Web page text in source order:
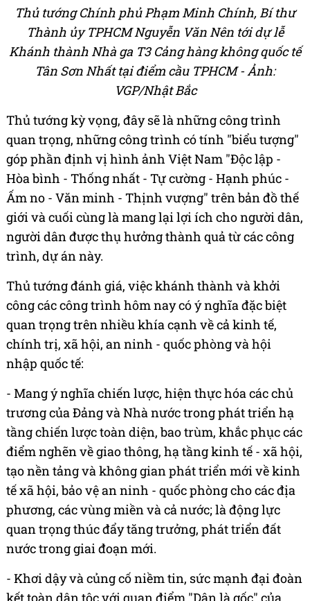
Thủ tướng Chính phủ Phạm Minh Chính, Bí thư
Thành ủy TPHCM Nguyễn Văn Nên tới dự lễ
Khánh thành Nhà ga T3 Cảng hàng không quốc tế
Tân Sơn Nhất tại điểm cầu TPHCM - Ảnh:
VGP/Nhật Bắc
Thủ tướng kỳ vọng, đây sẽ là những công trình
quan trọng, những công trình có tính "biểu tượng"
góp phần định vị hình ảnh Việt Nam "Độc lập -
Hòa bình - Thống nhất - Tự cường - Hạnh phúc -
Ấm no - Văn minh - Thịnh vượng" trên bản đồ thế
giới và cuối cùng là mang lại lợi ích cho người dân,
người dân được thụ hưởng thành quả từ các công
trình, dự án này.
Thủ tướng đánh giá, việc khánh thành và khởi
công các công trình hôm nay có ý nghĩa đặc biệt
quan trọng trên nhiều khía cạnh về cả kinh tế,
chính trị, xã hội, an ninh - quốc phòng và hội
nhập quốc tế:
- Mang ý nghĩa chiến lược, hiện thực hóa các chủ
trương của Đảng và Nhà nước trong phát triển hạ
tầng chiến lược toàn diện, bao trùm, khắc phục các
điểm nghẽn về giao thông, hạ tầng kinh tế - xã hội,
tạo nền tảng và không gian phát triển mới về kinh
tế xã hội, bảo vệ an ninh - quốc phòng cho các địa
phương, các vùng miền và cả nước; là động lực
quan trọng thúc đẩy tăng trưởng, phát triển đất
nước trong giai đoạn mới.
- Khơi dậy và củng cố niềm tin, sức mạnh đại đoàn